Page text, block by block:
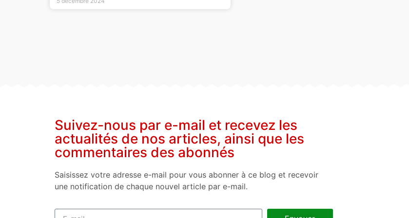
Suivez-nous par e-mail et recevez les
actualités de nos articles, ainsi que les
commentaires des abonnés
Saisissez votre adresse e-mail pour vous abonner à ce blog et recevoir
une notification de chaque nouvel article par e-mail.